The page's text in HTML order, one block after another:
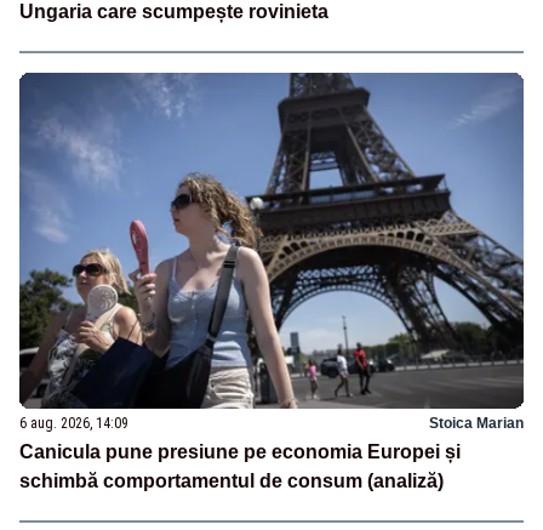
Ungaria care scumpește rovinieta
6 aug. 2026, 14:09 Stoica Marian
Canicula pune presiune pe economia Europei și
schimbă comportamentul de consum (analiză)